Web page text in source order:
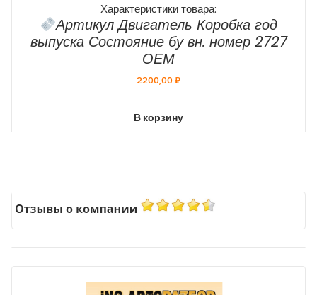
Характеристики товара:
Артикул Двигатель Коробка год
выпуска Состояние бу вн. номер 2727
ОЕМ
2200,00₽
В корзину